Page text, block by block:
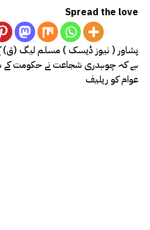
Spread the love
پشاور ( نیوز ڈیسک ) مسلم لیگ (ق)
ہے کہ چوہدری شجاعت نے حکومت کے
عوام کو ریلیف